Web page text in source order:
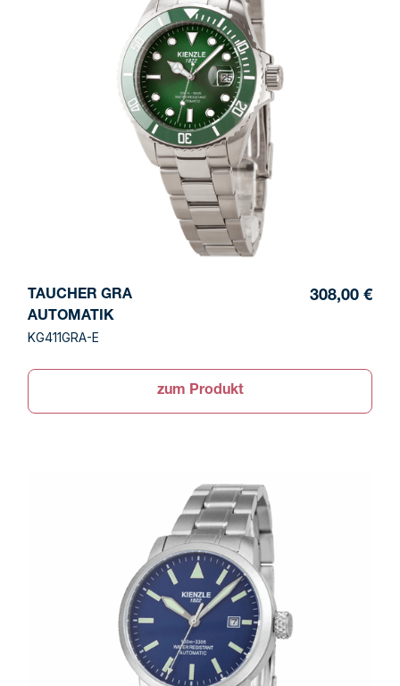
TAUCHER GRA
AUTOMATIK
KG411GRA-E
308,00 €
zum Produkt